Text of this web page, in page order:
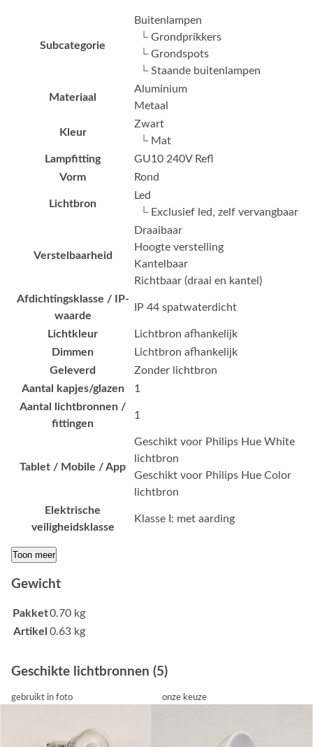
Subcategorie
Buitenlampen
└ Grondprikkers
└ Grondspots
└ Staande buitenlampen
Materiaal
Aluminium
Metaal
Kleur
Zwart
└ Mat
Lampfitting
GU10 240V Refl
Vorm
Rond
Lichtbron
Led
└ Exclusief led, zelf vervangbaar
Verstelbaarheid
Draaibaar
Hoogte verstelling
Kantelbaar
Richtbaar (draai en kantel)
Afdichtingsklasse / IP-
waarde
IP 44 spatwaterdicht
Lichtkleur
Lichtbron afhankelijk
Dimmen
Lichtbron afhankelijk
Geleverd
Zonder lichtbron
Aantal kapjes/glazen
1
Aantal lichtbronnen /
fittingen
1
Tablet / Mobile / App
Geschikt voor Philips Hue White
lichtbron
Geschikt voor Philips Hue Color
lichtbron
Elektrische
veiligheidsklasse
Klasse I: met aarding
Toon meer
Gewicht
Pakket0.70 kg
Artikel 0.63 kg
Geschikte lichtbronnen (5)
gebruikt in foto onze keuze